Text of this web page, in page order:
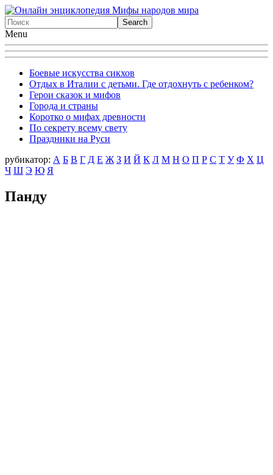
Menu
Боевые искусства сикхов
Отдых в Италии с детьми. Где отдохнуть с ребенком?
Герои сказок и мифов
Города и страны
Коротко о мифах древности
По секрету всему свету
Праздники на Руси
рубикатор: А Б В Г Д Е Ж З И Й К Л М Н О П Р С Т У Ф X Ц
Ч Ш Э Ю Я
Панду